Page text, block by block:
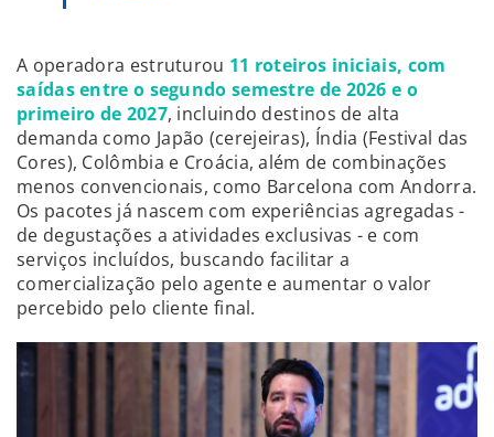
A operadora estruturou 11 roteiros iniciais, com
saídas entre o segundo semestre de 2026 e o
primeiro de 2027, incluindo destinos de alta
demanda como Japão (cerejeiras), Índia (Festival das
Cores), Colômbia e Croácia, além de combinações
menos convencionais, como Barcelona com Andorra.
Os pacotes já nascem com experiências agregadas -
de degustações a atividades exclusivas - e com
serviços incluídos, buscando facilitar a
comercialização pelo agente e aumentar o valor
percebido pelo cliente final.